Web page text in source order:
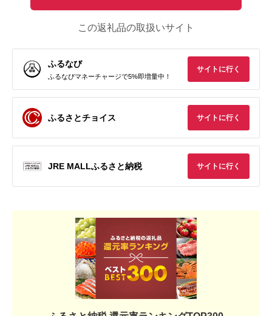
この返礼品の取扱いサイト
ふるなび
ふるなびマネーチャージで5%即増量中！
サイトに行く
ふるさとチョイス サイトに行く
JRE MALLふるさと納税 サイトに行く